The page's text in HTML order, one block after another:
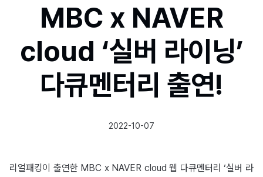
MBC x NAVER
cloud ‘실버 라이닝’
다큐멘터리 출연!
2022-10-07
리얼패킹이 출연한 MBC x NAVER cloud 웹 다큐멘터리 ‘실버 라